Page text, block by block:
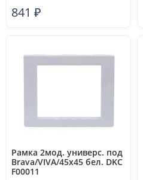
841 ₽
Рамка 2мод. универс. под
Brava/VIVA/45х45 бел. DKC
F00011